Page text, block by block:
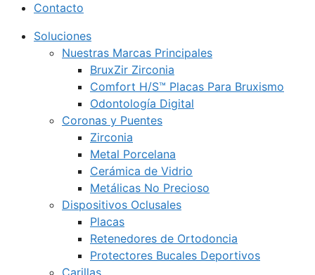
Contacto
Soluciones
Nuestras Marcas Principales
BruxZir Zirconia
Comfort H/S™ Placas Para Bruxismo
Odontología Digital
Coronas y Puentes
Zirconia
Metal Porcelana
Cerámica de Vidrio
Metálicas No Precioso
Dispositivos Oclusales
Placas
Retenedores de Ortodoncia
Protectores Bucales Deportivos
Carillas